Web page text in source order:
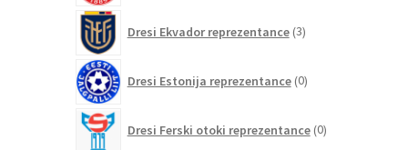
Dresi Ekvador reprezentance 3izdelki
Dresi Estonija reprezentance 0izdelkov
Dresi Ferski otoki reprezentance 0izdelkov